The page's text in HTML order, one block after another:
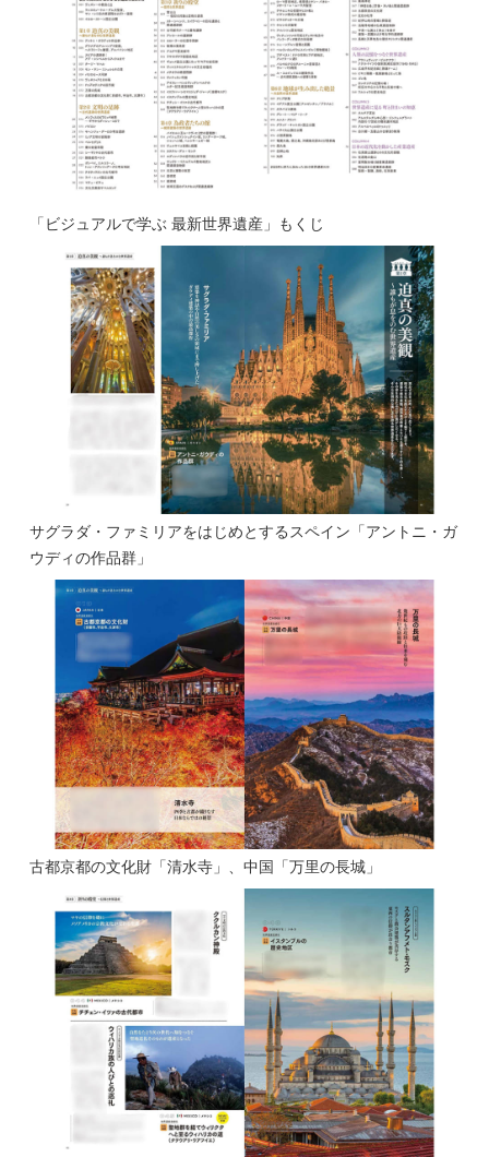
「ビジュアルで学ぶ 最新世界遺産」もくじ
サグラダ・ファミリアをはじめとするスペイン「アントニ・ガ
ウディの作品群」
古都京都の文化財「清水寺」、中国「万里の長城」